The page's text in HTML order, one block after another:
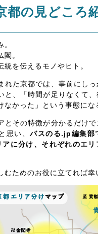
都の見どころ
閣。
統を伝えるモノやヒト。
れた京都では、事前にし
と、「時間が足りなくて
なかった」という事態にな
とその特徴が分かるだけ
思い、バスのる.jp編集部
アに分け、それぞれのエリ
むためのお役に立てれば幸